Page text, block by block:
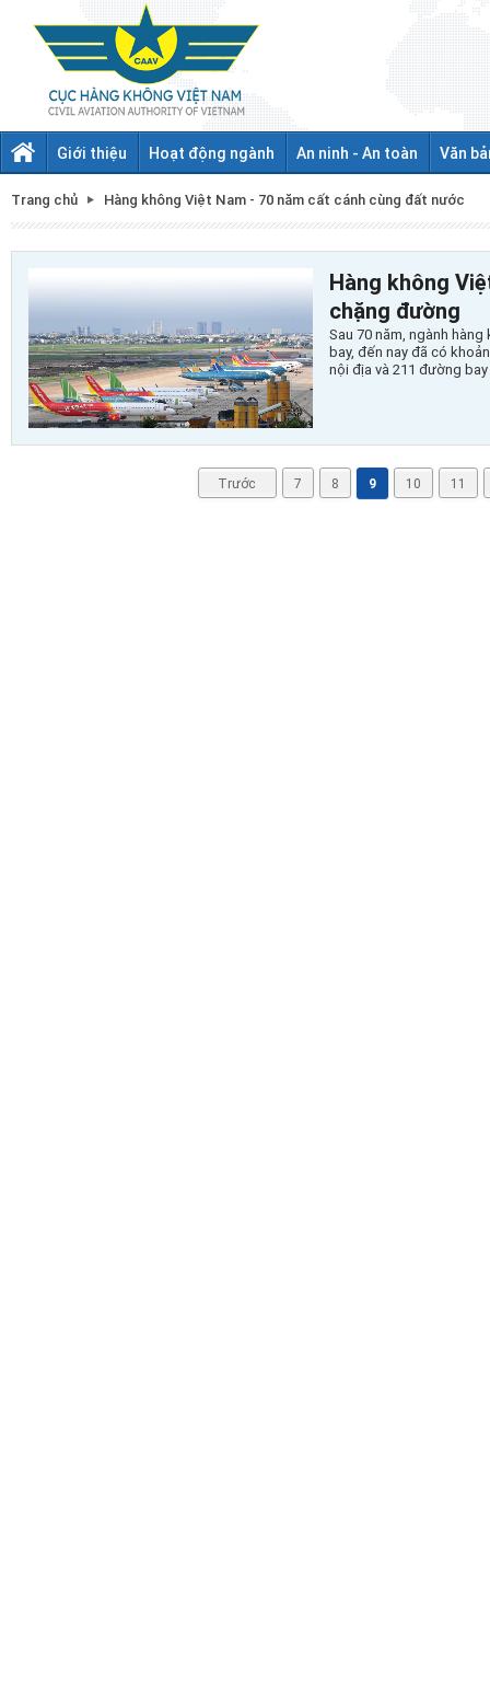
Giới thiệu Hoạt động ngành An ninh - An toàn Văn
Trang chủ Hàng không Việt Nam - 70 năm cất cánh cùng đất nước
Hàng không
chặng đường
Sau 70 năm, ngành
bay, đến nay đã có
nội địa và 211 đường
Trước 7 8 9 10 11